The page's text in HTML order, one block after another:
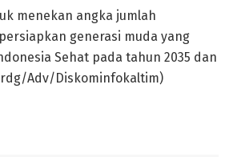
menekan angka jumlah
generasi muda yang
Sehat pada tahun 2035 dan
rdg/Adv/Diskominfokaltim)